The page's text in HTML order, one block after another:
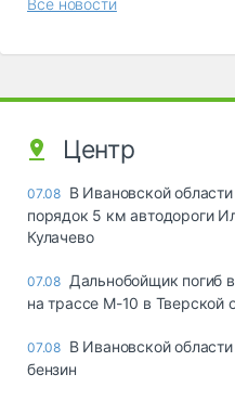
Все новости
Центр
07.08 В Ивановской
порядок 5 км автодороги
Кулачево
07.08 Дальнобойщик погиб
на трассе М-10 в Тверской
07.08 В Ивановской
бензин